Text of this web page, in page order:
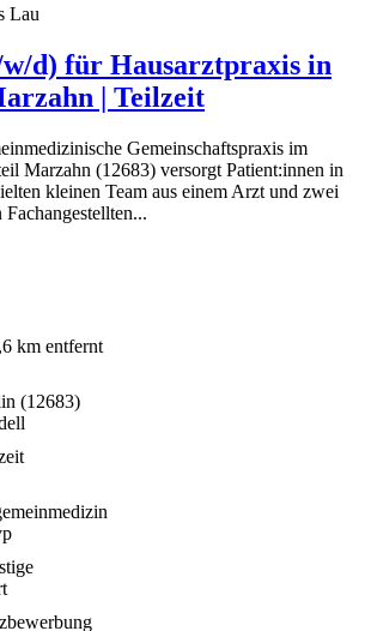
Lau
d) für Hausarztpraxis in
| Teilzeit
Gemeinschaftspraxis im
Marzahn (12683) versorgt Patient:innen in
kleinen Team aus einem Arzt und zwei
km entfernt
(12683)